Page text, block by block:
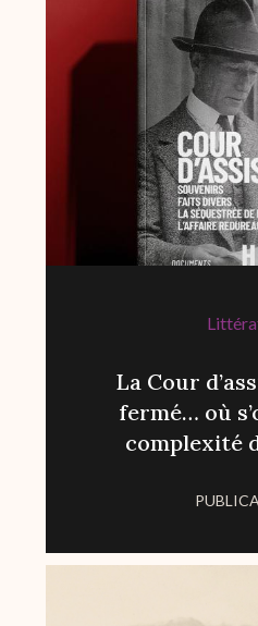
La Cour
fermé… où
complexité